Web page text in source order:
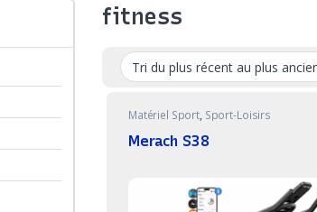
fitness
Matériel Sport, Sport-Loisirs
Merach S38